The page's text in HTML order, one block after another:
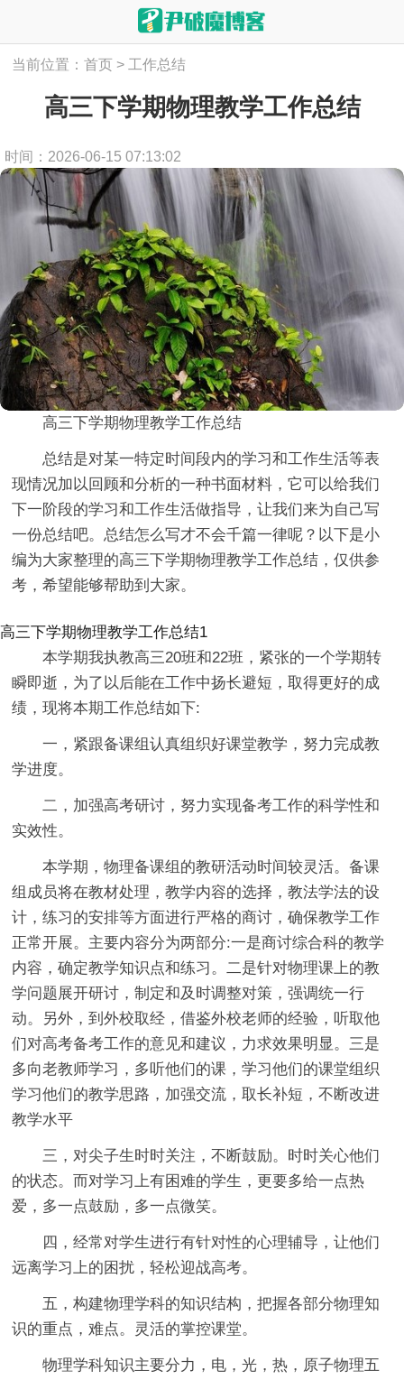
当前位置：首页 > 工作总结
高三下学期物理教学工作总结
时间：2026-06-15 07:13:02
高三下学期物理教学工作总结
总结是对某一特定时间段内的学习和工作生活等表
现情况加以回顾和分析的一种书面材料，它可以给我们
下一阶段的学习和工作生活做指导，让我们来为自己写
一份总结吧。总结怎么写才不会千篇一律呢？以下是小
编为大家整理的高三下学期物理教学工作总结，仅供参
考，希望能够帮助到大家。
高三下学期物理教学工作总结1
本学期我执教高三20班和22班，紧张的一个学期转
瞬即逝，为了以后能在工作中扬长避短，取得更好的成
绩，现将本期工作总结如下:
一，紧跟备课组认真组织好课堂教学，努力完成教
学进度。
二，加强高考研讨，努力实现备考工作的科学性和
实效性。
本学期，物理备课组的教研活动时间较灵活。备课
组成员将在教材处理，教学内容的选择，教法学法的设
计，练习的安排等方面进行严格的商讨，确保教学工作
正常开展。主要内容分为两部分:一是商讨综合科的教学
内容，确定教学知识点和练习。二是针对物理课上的教
学问题展开研讨，制定和及时调整对策，强调统一行
动。另外，到外校取经，借鉴外校老师的经验，听取他
们对高考备考工作的意见和建议，力求效果明显。三是
多向老教师学习，多听他们的课，学习他们的课堂组织
学习他们的教学思路，加强交流，取长补短，不断改进
教学水平
三，对尖子生时时关注，不断鼓励。时时关心他们
的状态。而对学习上有困难的学生，更要多给一点热
爱，多一点鼓励，多一点微笑。
四，经常对学生进行有针对性的心理辅导，让他们
远离学习上的困扰，轻松迎战高考。
五，构建物理学科的知识结构，把握各部分物理知
识的重点，难点。灵活的掌控课堂。
物理学科知识主要分力，电，光，热，原子物理五